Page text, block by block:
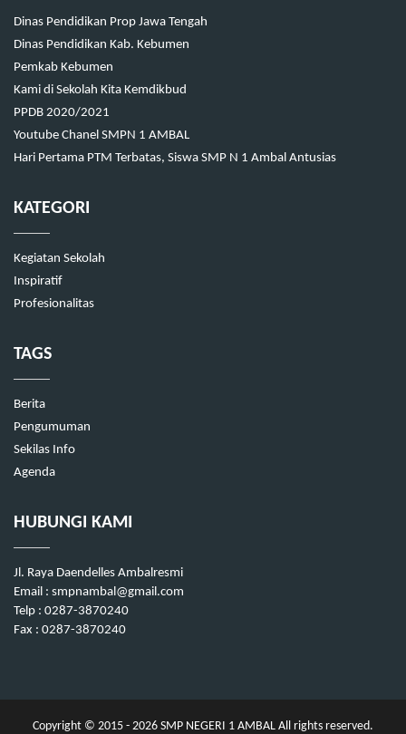
Dinas Pendidikan Prop Jawa Tengah
Dinas Pendidikan Kab. Kebumen
Pemkab Kebumen
Kami di Sekolah Kita Kemdikbud
PPDB 2020/2021
Youtube Chanel SMPN 1 AMBAL
Hari Pertama PTM Terbatas, Siswa SMP N 1 Ambal Antusias
KATEGORI
Kegiatan Sekolah
Inspiratif
Profesionalitas
TAGS
Berita
Pengumuman
Sekilas Info
Agenda
HUBUNGI KAMI
Jl. Raya Daendelles Ambalresmi
Email : smpnambal@gmail.com
Telp : 0287-3870240
Fax : 0287-3870240
Copyright © 2015 - 2026 SMP NEGERI 1 AMBAL All rights reserved.